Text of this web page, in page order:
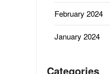
February 2024
January 2024
Categories